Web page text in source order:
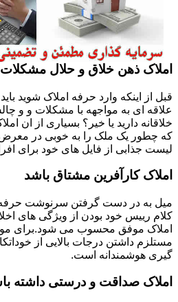
املاک ذهن خلاق و حلال
قبل از اینکه وارد حرفه املاک شوید
علاقه ای به مواجهه با مشکلات و و
خلاقانه دارید یا خیر؟ بسیاری از ان
که چطور یک ملک را به خوبی در معرض
لیست جذابی از فایل های خود برای
املاک کارآفرین مشتاق باشد
میل به در دست گرفتن سرنوشت
کلام رییس خود بودن از ویژگی های
املاک موفق محسوب می شود.برای
مستلزم داشتن درجات بالایی از
گیری هوشمندانه است.
املاک صداقت و درستی داشته